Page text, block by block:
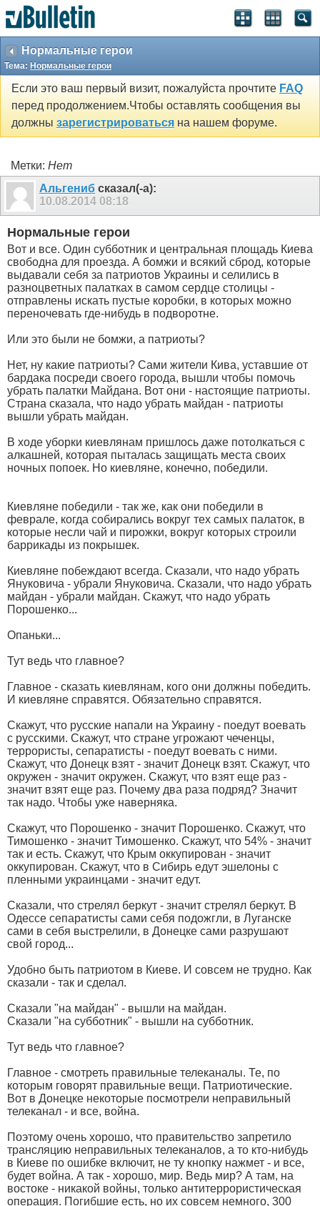
Нормальные герои
Тема: Нормальные герои
Если это ваш первый визит, пожалуйста прочтите FAQ
перед продолжением.Чтобы оставлять сообщения вы
должны зарегистрироваться на нашем форуме.
Метки: Нет
Альгениб сказал(-а):
10.08.2014 08:18
Нормальные герои
Вот и все. Один субботник и центральная площадь Киева
свободна для проезда. А бомжи и всякий сброд, которые
выдавали себя за патриотов Украины и селились в
разноцветных палатках в самом сердце столицы -
отправлены искать пустые коробки, в которых можно
переночевать где-нибудь в подворотне.
Или это были не бомжи, а патриоты?
Нет, ну какие патриоты? Сами жители Кива, уставшие от
бардака посреди своего города, вышли чтобы помочь
убрать палатки Майдана. Вот они - настоящие патриоты.
Страна сказала, что надо убрать майдан - патриоты
вышли убрать майдан.
В ходе уборки киевлянам пришлось даже потолкаться с
алкашней, которая пыталась защищать места своих
ночных попоек. Но киевляне, конечно, победили.
Киевляне победили - так же, как они победили в
феврале, когда собирались вокруг тех самых палаток, в
которые несли чай и пирожки, вокруг которых строили
баррикады из покрышек.
Киевляне побеждают всегда. Сказали, что надо убрать
Януковича - убрали Януковича. Сказали, что надо убрать
майдан - убрали майдан. Скажут, что надо убрать
Порошенко...
Опаньки...
Тут ведь что главное?
Главное - сказать киевлянам, кого они должны победить.
И киевляне справятся. Обязательно справятся.
Скажут, что русские напали на Украину - поедут воевать
с русскими. Скажут, что стране угрожают чеченцы,
террористы, сепаратисты - поедут воевать с ними.
Скажут, что Донецк взят - значит Донецк взят. Скажут, что
окружен - значит окружен. Скажут, что взят еще раз -
значит взят еще раз. Почему два раза подряд? Значит
так надо. Чтобы уже наверняка.
Скажут, что Порошенко - значит Порошенко. Скажут, что
Тимошенко - значит Тимошенко. Скажут, что 54% - значит
так и есть. Скажут, что Крым оккупирован - значит
оккупирован. Скажут, что в Сибирь едут эшелоны с
пленными украинцами - значит едут.
Сказали, что стрелял беркут - значит стрелял беркут. В
Одессе сепаратисты сами себя подожгли, в Луганске
сами в себя выстрелили, в Донецке сами разрушают
свой город...
Удобно быть патриотом в Киеве. И совсем не трудно. Как
сказали - так и сделал.
Сказали "на майдан" - вышли на майдан.
Сказали "на субботник" - вышли на субботник.
Тут ведь что главное?
Главное - смотреть правильные телеканалы. Те, по
которым говорят правильные вещи. Патриотические.
Вот в Донецке некоторые посмотрели неправильный
телеканал - и все, война.
Поэтому очень хорошо, что правительство запретило
трансляцию неправильных телеканалов, а то кто-нибудь
в Киеве по ошибке включит, не ту кнопку нажмет - и все,
будет война. А так - хорошо, мир. Ведь мир? А там, на
востоке - никакой войны, только антитеррористическая
операция. Погибшие есть, но их совсем немного, 300